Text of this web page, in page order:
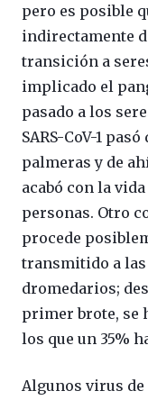
pero es posible
indirectamente
transición a
implicado el
pasado a los
SARS-CoV-1
palmeras y de
acabó con la
personas. Otro
procede
transmitido a las
dromedarios;
primer brote, se
los que un 35%
Algunos virus